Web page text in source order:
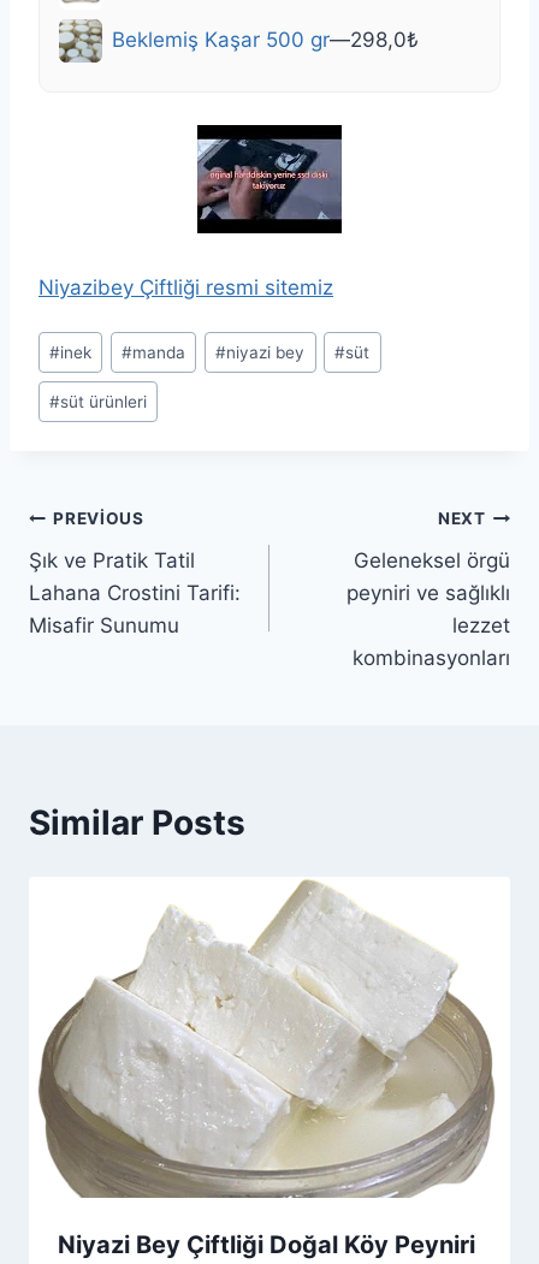
Beklemiş Kaşar 500 gr—298,0₺
Niyazibey Çiftliği resmi sitemiz
Post
Tags:
#inek #manda #niyazi bey #süt
#süt ürünleri
Yazı
gezinmesi
PREVIOUS
Şık ve Pratik Tatil
Lahana Crostini Tarifi:
Misafir Sunumu
NEXT
Geleneksel örgü
peyniri ve sağlıklı
lezzet
kombinasyonları
Similar Posts
Niyazi Bey Çiftliği Doğal Köy Peyniri